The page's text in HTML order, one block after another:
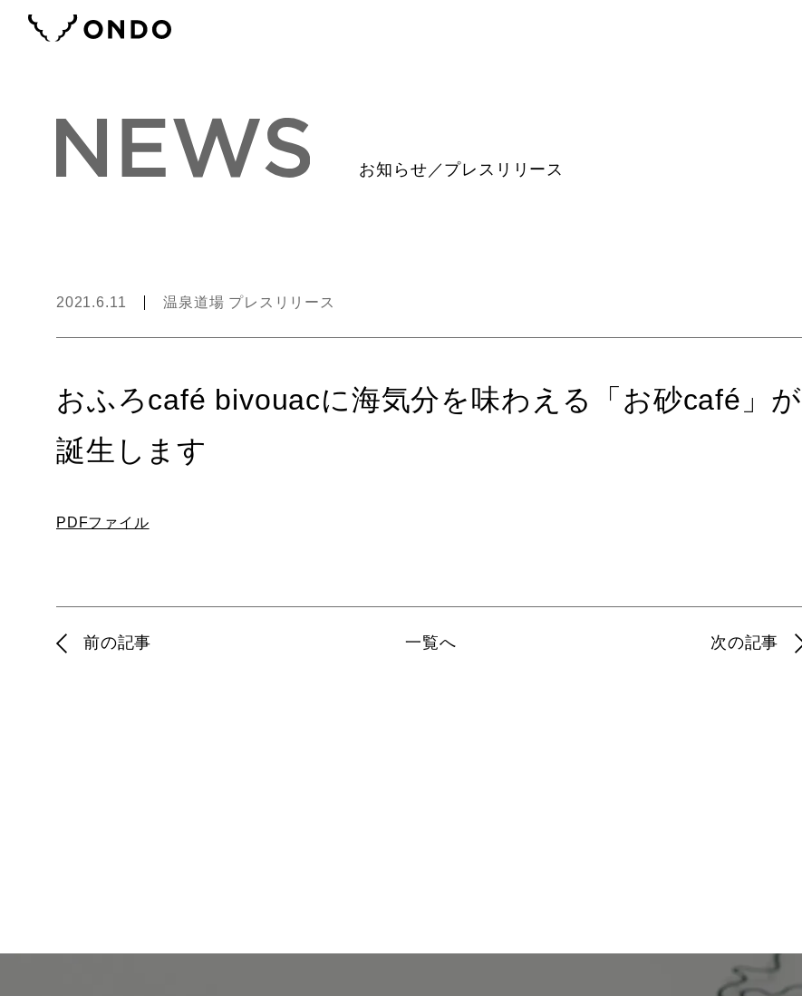
お知らせ／プレスリリース
2021.6.11 温泉道場 プレスリリース
おふろcafé bivouacに海気分を味わえる「お砂café」が
誕生します
PDFファイル
前の記事 一覧へ 次の記事